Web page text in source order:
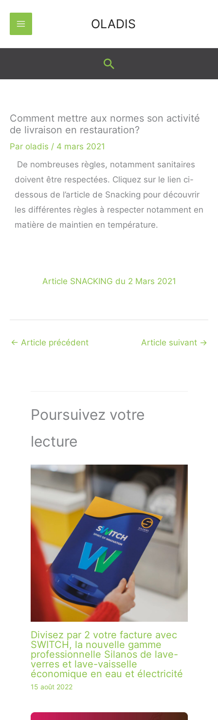
contenu
OLADIS
Rechercher
Comment mettre aux normes son activité
de livraison en restauration?
Par oladis / 4 mars 2021
De nombreuses règles, notamment sanitaires
doivent être respectées. Cliquez sur le lien ci-
dessous de l’article de Snacking pour découvrir
les différentes règles à respecter notamment en
matière de maintien en température.
Article SNACKING du 2 Mars 2021
← Article précédent Article suivant →
Poursuivez votre
lecture
Divisez par 2 votre facture avec
SWITCH, la nouvelle gamme
professionnelle Silanos de lave-
verres et lave-vaisselle
économique en eau et électricité
15 août 2022